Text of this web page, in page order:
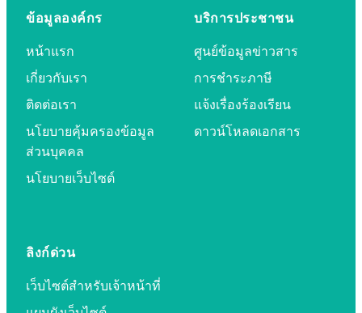
ข้อมูลองค์กร
หน้าแรก
เกี่ยวกับเรา
ติดต่อเรา
นโยบายคุ้มครองข้อมูล
ส่วนบุคคล
นโยบายเว็บไซต์
บริการประชาชน
ศูนย์ข้อมูลข่าวสาร
การชำระภาษี
แจ้งเรื่องร้องเรียน
ดาวน์โหลดเอกสาร
ลิงก์ด่วน
เว็บไซต์สำหรับเจ้าหน้าที่